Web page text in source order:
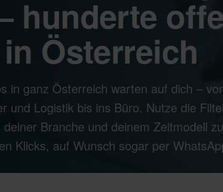
hunderte
Österreich
in ganz Österreich warten auf dich –
und Logistik bis ins Büro. Nutze die
Branche und deinem Zeitmodell
Klicks, auf Wunsch sogar per